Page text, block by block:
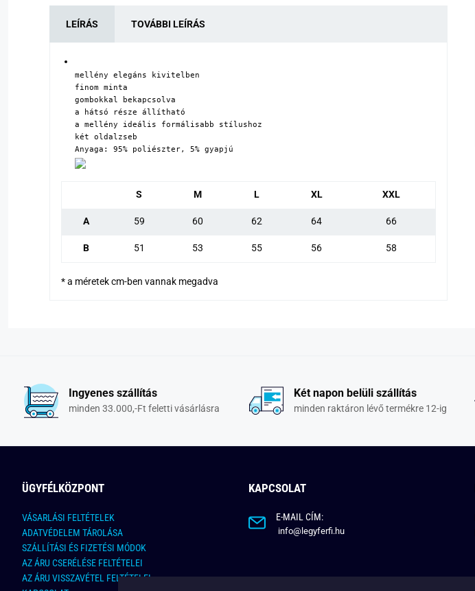
LEÍRÁS TOVÁBBI LEÍRÁS
mellény elegáns kivitelben
finom minta
gombokkal bekapcsolva
a hátsó része állítható
a mellény ideális formálisabb stílushoz
két oldalzseb
Anyaga: 95% poliészter, 5% gyapjú
S M L XL XXL
A 59 60 62 64 66
B 51 53 55 56 58
* a méretek cm-ben vannak megadva
Ingyenes szállítás
minden 33.000,-Ft feletti vásárlásra
Két napon belüli szállítás
minden raktáron lévő termékre 12-ig
ÜGYFÉLKÖZPONT
VÁSARLÁSI FELTÉTELEK
ADATVÉDELEM TÁROLÁSA
SZÁLLÍTÁSI ÉS FIZETÉSI MÓDOK
AZ ÁRU CSERÉLÉSE FELTÉTELEI
AZ ÁRU VISSZAVÉTEL FELTÉTELEI
KAPCSOLAT
E-MAIL CÍM:
info@legyferfi.hu